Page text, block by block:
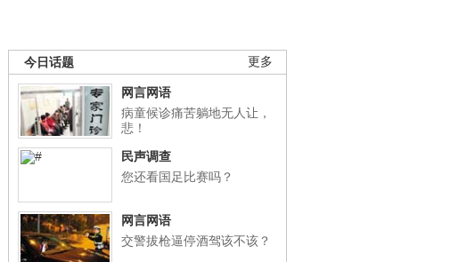
更多
今日话题
网言网语
病童候诊痛苦躺地无人让，
悲！
民声调查
您还看国足比赛吗？
网言网语
交警拔枪逼停酒驾该不该？